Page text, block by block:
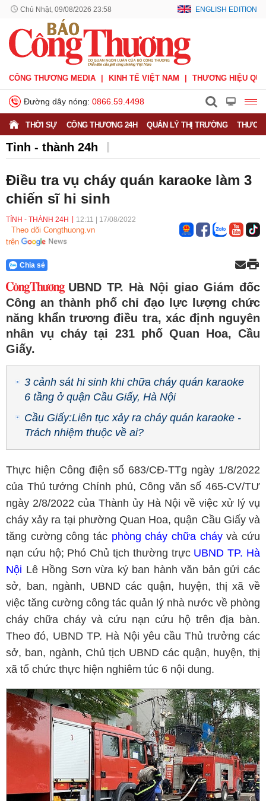
Chủ Nhật, 09/08/2026 23:58 ENGLISH EDITION
CÔNG THƯƠNG MEDIA KINH TẾ VIỆT NAM THƯƠNG HIỆU
Đường dây nóng: 0866.59.4498
THỜI SỰ CÔNG THƯƠNG 24H QUẢN LÝ THỊ TRƯỜNG
Tỉnh - thành 24h
Điều tra vụ cháy quán karaoke làm 3
chiến sĩ hi sinh
TỈNH - THÀNH 24H 12:11 17/08/2022
Theo dõi Congthuong.vn
trên
Chia sẻ
UBND TP. Hà Nội giao Giám đốc
Công an thành phố chỉ đạo lực lượng chức
năng khẩn trương điều tra, xác định nguyên
nhân vụ cháy tại 231 phố Quan Hoa, Cầu
Giấy.
3 cảnh sát hi sinh khi chữa cháy quán karaoke
6 tầng ở quận Cầu Giấy, Hà Nội
Cầu Giấy:Liên tục xảy ra cháy quán karaoke -
Trách nhiệm thuộc về ai?
Thực hiện Công điện số 683/CĐ-TTg ngày 1/8/2022
của Thủ tướng Chính phủ, Công văn số 465-CV/TƯ
ngày 2/8/2022 của Thành ủy Hà Nội về việc xử lý vụ
cháy xảy ra tại phường Quan Hoa, quận Cầu Giấy và
tăng cường công tác phòng cháy chữa cháyvà cứu
nạn cứu hộ; Phó Chủ tịch thường trực UBND TP. Hà
Nội Lê Hồng Sơn vừa ký ban hành văn bản gửi các
sở, ban, ngành, UBND các quận, huyện, thị xã về
việc tăng cường công tác quản lý nhà nước về phòng
cháy chữa cháy và cứu nạn cứu hộ trên địa bàn.
Theo đó, UBND TP. Hà Nội yêu cầu Thủ trưởng các
sở, ban, ngành, Chủ tịch UBND các quận, huyện, thị
xã tổ chức thực hiện nghiêm túc 6 nội dung.